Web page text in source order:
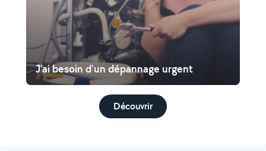
J'ai besoin d'un dépannage urgent
Découvrir